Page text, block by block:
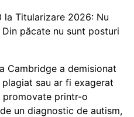
la Titularizare 2026: Nu
păcate nu sunt posturi
Cambridge a demisionat
sau ar fi exagerat
promovate printr-o
un diagnostic de autism,